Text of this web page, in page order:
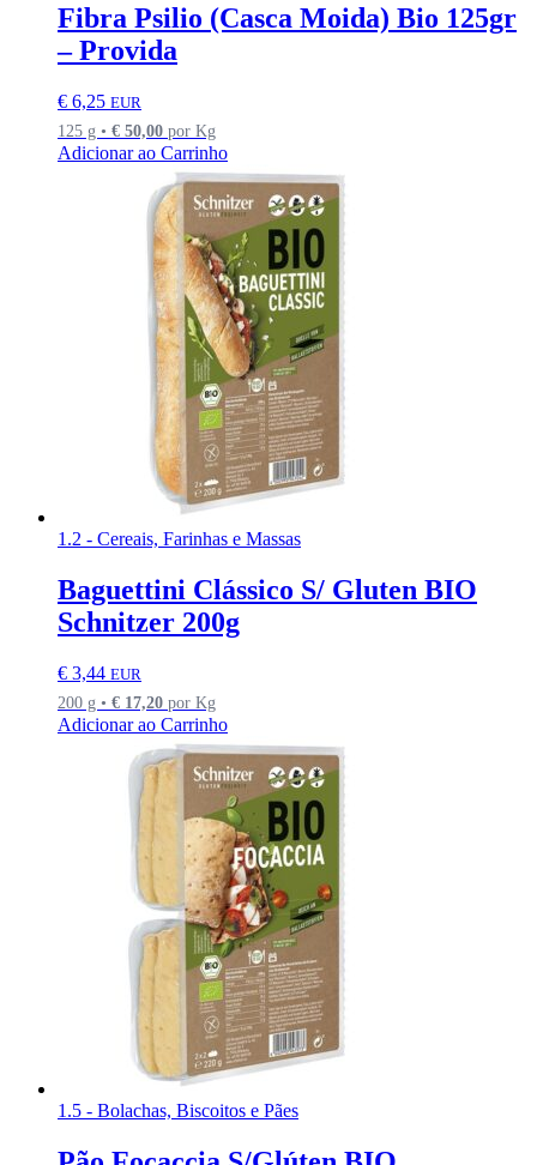
Fibra Psilio (Casca Moida) Bio 125gr
– Provida
€ 6,25 EUR
125 g • € 50,00 por Kg
Adicionar ao Carrinho
1.2 - Cereais, Farinhas e Massas
Baguettini Clássico S/ Gluten BIO
Schnitzer 200g
€ 3,44 EUR
200 g • € 17,20 por Kg
Adicionar ao Carrinho
1.5 - Bolachas, Biscoitos e Pães